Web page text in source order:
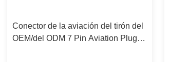
Conector de la aviación del tirón del
OEM/del ODM 7 Pin Aviation Plug